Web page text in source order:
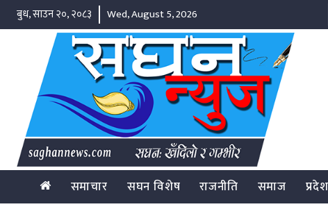
बुध, साउन २०, २०८३ Wed, August 5, 2026
समाचार सघन विशेष राजनीति समाज प्रदेश